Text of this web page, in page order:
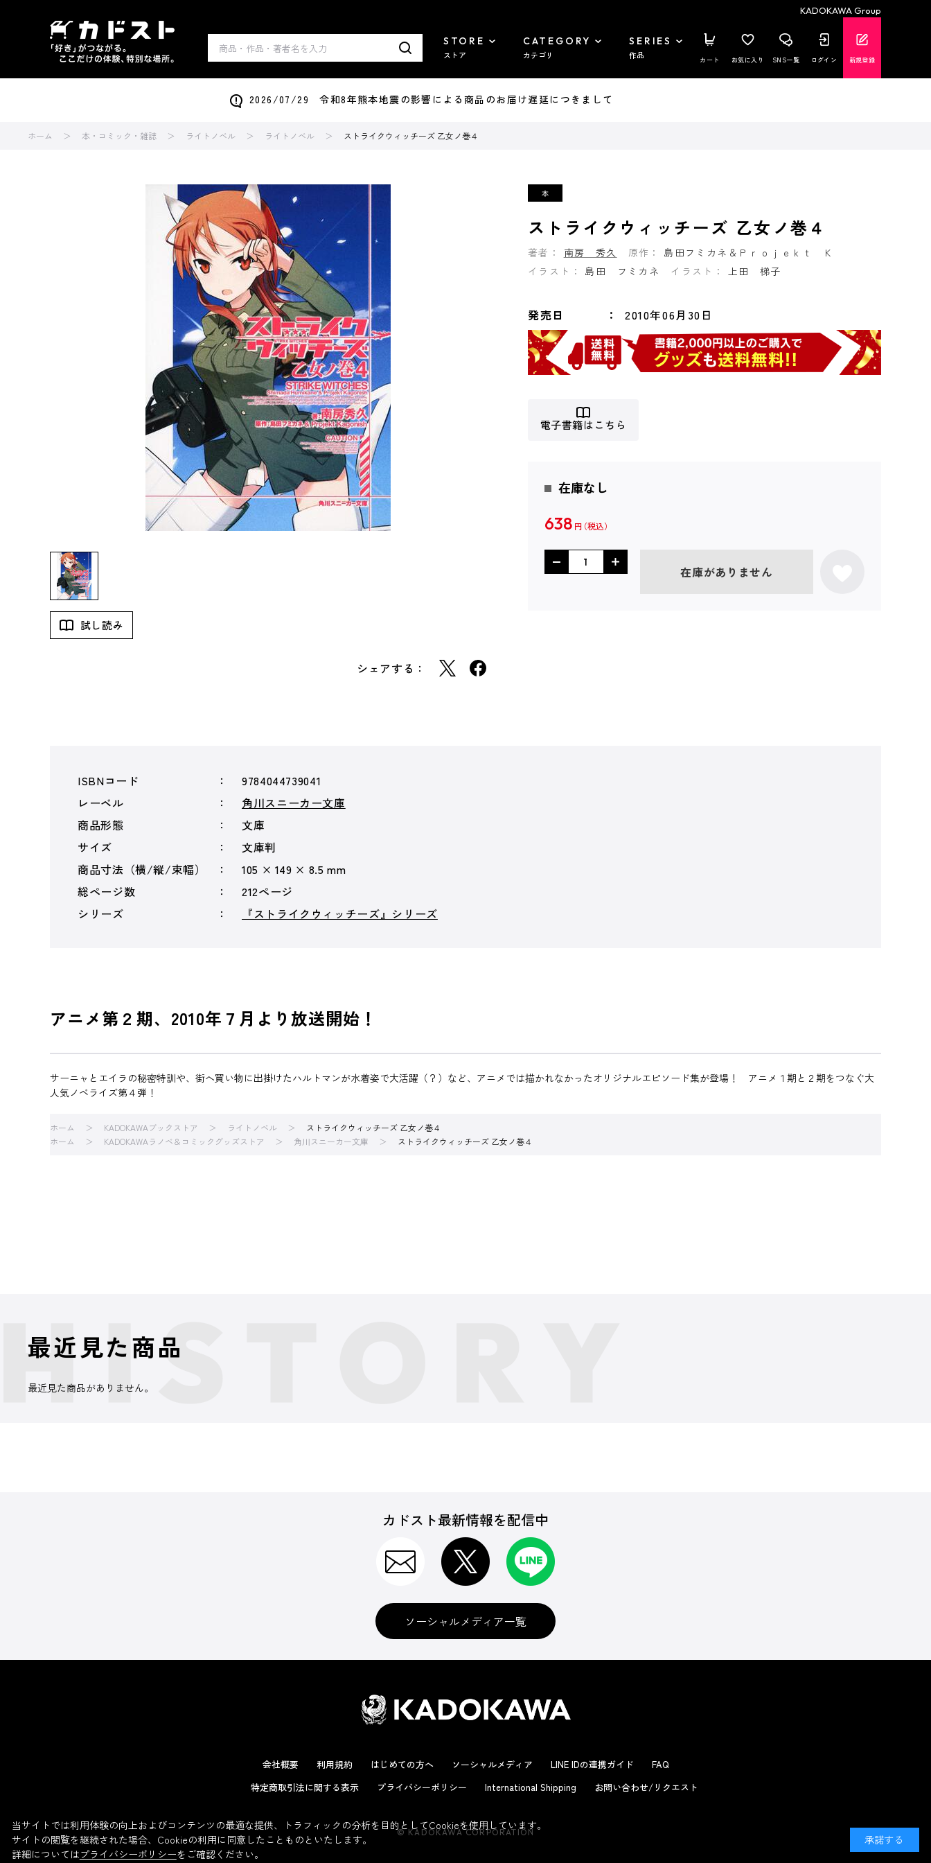
KADOKAWA Group
STORE
ストア
CATEGORY
カテゴリ
SERIES
作品 カート お気に入り SNS一覧 ログイン 新規登録
2026/07/29 令和8年熊本地震の影響による商品のお届け遅延につきまして
ホーム 本・コミック・雑誌 ライトノベル ライトノベル ストライクウィッチーズ 乙女ノ巻４
試し読み
シェアする：
ストライクウィッチーズ 乙女ノ巻４
著者： 南房 秀久 原作：
島田フミカネ＆Ｐｒｏｊｅｋｔ Ｋ
イラスト：
島田 フミカネ イラスト： 上田 梯子
発売日 2010年06月30日
電子書籍はこちら
在庫なし
638 円
在庫がありません
ISBNコード
9784044739041
レーベル
角川スニーカー文庫
商品形態
文庫
サイズ
文庫判
商品寸法（横/縦/束幅）
105 × 149 × 8.5 mm
総ページ数
212ページ
シリーズ
『ストライクウィッチーズ』シリーズ
アニメ第２期、2010年７月より放送開始！
サーニャとエイラの秘密特訓や、街へ買い物に出掛けたハルトマンが水着姿で大活躍（？）など、アニメでは描かれなかったオリジナルエピソード集が登場！ アニメ１期と２期をつなぐ大
人気ノベライズ第４弾！
ホーム KADOKAWAブックストア ライトノベル
ストライクウィッチーズ 乙女ノ巻４
ホーム
KADOKAWAラノベ＆コミックグッズストア 角川スニーカー文庫 ストライクウィッチーズ 乙女ノ巻４
最近見た商品
最近見た商品がありません。
カドスト最新情報を配信中
ソーシャルメディア一覧
会社概要 利用規約 はじめての方へ ソーシャルメディア LINE IDの連携ガイド
FAQ
特定商取引法に関する表示
プライバシーポリシー International Shipping お問い合わせ/リクエスト
© KADOKAWA CORPORATION
当サイトでは利用体験の向上およびコンテンツの最適な提供、トラフィックの分析を目的としてCookieを使用しています。
サイトの閲覧を継続された場合、Cookieの利用に同意したことものといたします。
詳細についてはプライバシーポリシーをご確認ください。
承諾する